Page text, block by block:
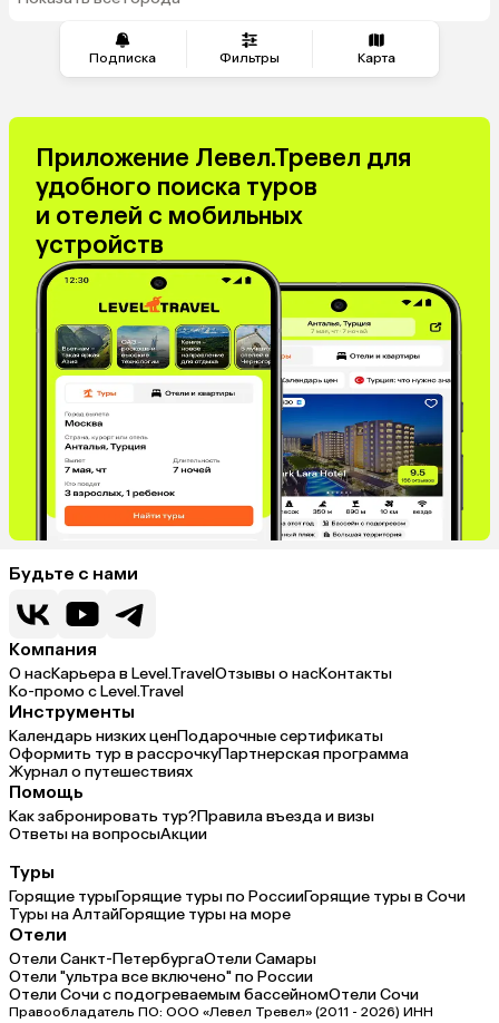
Подписка Фильтры Карта
Катар
Южная Корея
Малайзия
Филиппины
Саудовская Аравия
Бахрейн
Куба
Греция
Италия
Испания
Венгрия
из Омска
Приложение Левел.Тревел для
удобного поиска туров
и отелей с мобильных
устройств
Будьте с нами
Компания
О насКарьера в Level.TravelОтзывы о насКонтакты
Ко-промо с Level.Travel
Инструменты
Календарь низких ценПодарочные сертификаты
Оформить тур в рассрочкуПартнерская программа
Журнал о путешествиях
Помощь
Как забронировать тур?Правила въезда и визы
Ответы на вопросыАкции
Туры
Горящие турыГорящие туры по РоссииГорящие туры в Сочи
Туры на АлтайГорящие туры на море
Отели
Отели Санкт-ПетербургаОтели Самары
Отели "ультра все включено" по России
Отели Сочи с подогреваемым бассейномОтели Сочи
Правообладатель ПО: ООО «Левел Тревел» (2011 - 2026) ИНН